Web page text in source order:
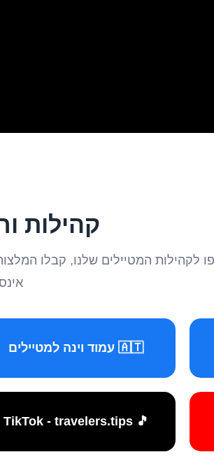
קהילות
לקהילות המטיילים שלנו, קבלו
🇦🇹 עמוד וינה למטיילים
🎵 TikTok - travelers.tips